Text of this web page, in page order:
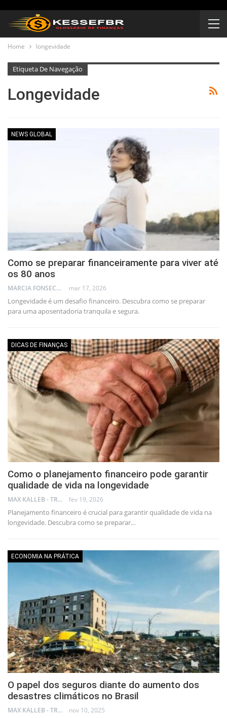
Home longevidade
Etiqueta De Navegação
Longevidade
NEWS GLOBAL
Como se preparar financeiramente para viver até
os 80 anos
MARCIA FONSECA - FINANCIAL CONSULTANT mar 17, 2026
Longevidade é um desafio financeiro. Descubra como se preparar
para uma aposentadoria tranquila e segura.
DICAS DE FINANÇAS
Como o planejamento financeiro pode garantir
qualidade de vida na longevidade
MAX KALLEB - TRADER fev 19, 2026
Planejamento financeiro é crucial para garantir qualidade de vida na
longevidade. Descubra como se preparar…
ECONOMIA NA PRÁTICA
O papel dos seguros diante do aumento dos
desastres climáticos no Brasil
MAX KALLEB - TRADER nov 10, 2025